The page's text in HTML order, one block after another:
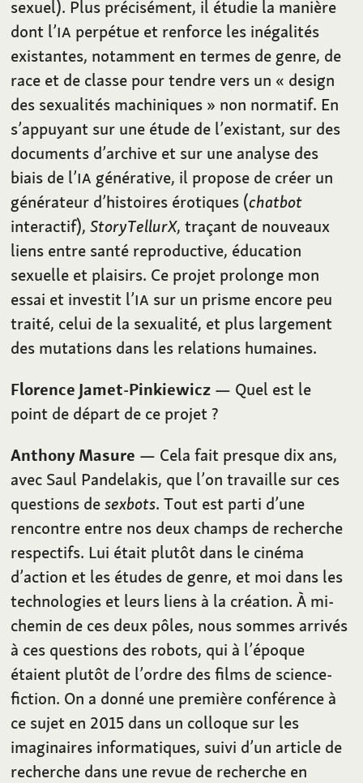
sexuel). Plus précisément, il étudie la manière
dont l’IA perpétue et renforce les inégalités
existantes, notamment en termes de genre, de
race et de classe pour tendre vers un « design
des sexualités machiniques » non normatif. En
s’appuyant sur une étude de l’existant, sur des
documents d’archive et sur une analyse des
biais de l’IA générative, il propose de créer un
générateur d’histoires érotiques (chatbot
interactif),StoryTellurX, traçant de nouveaux
liens entre santé reproductive, éducation
sexuelle et plaisirs. Ce projet prolonge mon
essai et investit l’IA sur un prisme encore peu
traité, celui de la sexualité, et plus largement
des mutations dans les relations humaines.
Florence Jamet-Pinkiewicz — Quel est le
point de départ de ce projet ?
Anthony Masure — Cela fait presque dix ans,
avec Saul Pandelakis, que l’on travaille sur ces
questions desexbots. Tout est parti d’une
rencontre entre nos deux champs de recherche
respectifs. Lui était plutôt dans le cinéma
d’action et les études de genre, et moi dans les
technologies et leurs liens à la création. À mi-
chemin de ces deux pôles, nous sommes arrivés
à ces questions des robots, qui à l’époque
étaient plutôt de l’ordre des films de science-
fiction. On a donné une première conférence à
ce sujet en 2015 dans un colloque sur les
imaginaires informatiques, suivi d’un article de
recherche dans une revue de recherche en